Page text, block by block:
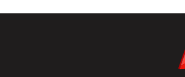
ООО "Электросервис и
Рузский городской
комплектная